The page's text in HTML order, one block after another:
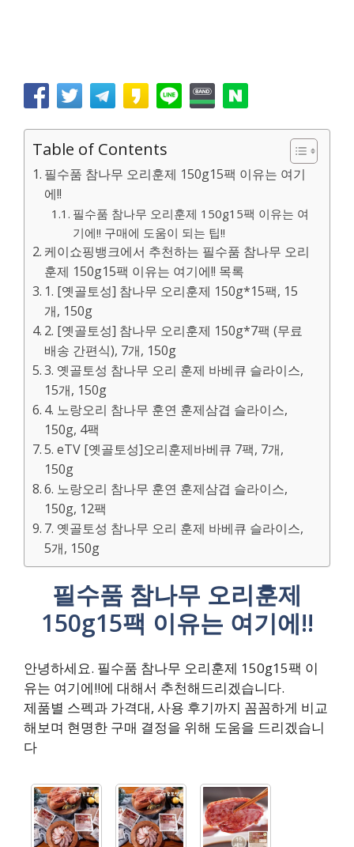
Table of Contents
필수품 참나무 오리훈제 150g15팩 이유는 여기
에!!
필수품 참나무 오리훈제 150g15팩 이유는 여
기에!! 구매에 도움이 되는 팁!!
케이쇼핑뱅크에서 추천하는 필수품 참나무 오리
훈제 150g15팩 이유는 여기에!! 목록
1. [옛골토성] 참나무 오리훈제 150g*15팩, 15
개, 150g
2. [옛골토성] 참나무 오리훈제 150g*7팩 (무료
배송 간편식), 7개, 150g
3. 옛골토성 참나무 오리 훈제 바베큐 슬라이스,
15개, 150g
4. 노랑오리 참나무 훈연 훈제삼겹 슬라이스,
150g, 4팩
5. eTV [옛골토성]오리훈제바베큐 7팩, 7개,
150g
6. 노랑오리 참나무 훈연 훈제삼겹 슬라이스,
150g, 12팩
7. 옛골토성 참나무 오리 훈제 바베큐 슬라이스,
5개, 150g
필수품 참나무 오리훈제
150g15팩 이유는 여기에!!
안녕하세요. 필수품 참나무 오리훈제 150g15팩 이
유는 여기에!!에 대해서 추천해드리겠습니다.
제품별 스펙과 가격대, 사용 후기까지 꼼꼼하게 비교
해보며 현명한 구매 결정을 위해 도움을 드리겠습니
다